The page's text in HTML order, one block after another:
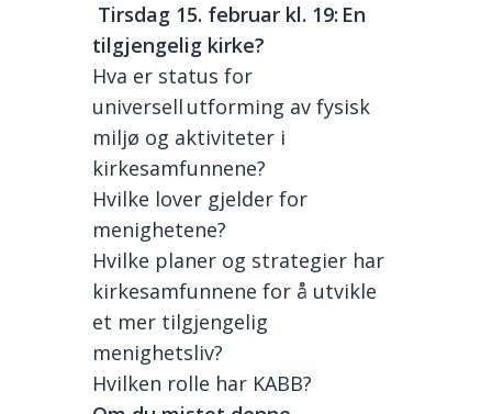
Tirsdag 15. februar kl. 19: En
tilgjengelig kirke?
Hva er status for
universell utforming av fysisk
miljø og aktiviteter i
kirkesamfunnene?
Hvilke lover gjelder for
menighetene?
Hvilke planer og strategier har
kirkesamfunnene for å utvikle
et mer tilgjengelig
menighetsliv?
Hvilken rolle har KABB?